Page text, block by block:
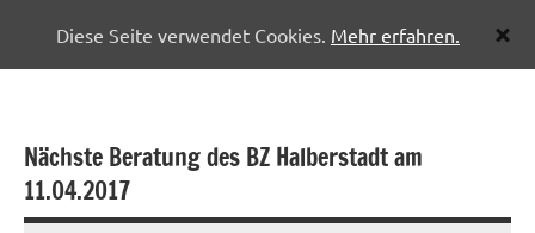
springen
Halberstadt
Nächste Beratung des BZ Halberstadt am
11.04.2017
Diese Seite verwendet Cookies. Mehr erfahren.